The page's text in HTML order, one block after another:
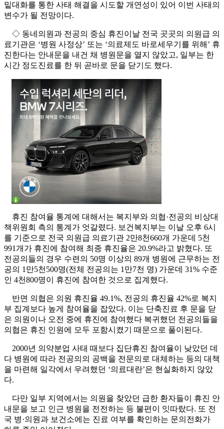
밑대화를 통한 사태 해결을 시도할 개연성이 있어 이번 사태의
변수가 될 전망이다.
◇ 동네의원과 전공의 중심 휴진이날 전국 곳곳의 의원급 의
료기관은 ‘병원 사정상’ 또는 ‘의료제도 바로세우기를 위해’ 휴
진한다는 안내문을 내건 채 병원문을 열지 않았고, 일부는 한
시간 정도진료를 한 뒤 곧바로 문을 닫기도 했다.
휴진 참여율 통계에 대해서는 복지부와 의협·전공의 비상대
책위원회 측의 통계가 엇갈렸다. 보건복지부는 이날 오후 6시
를 기준으로 전국 의원급 의료기관 2만8천660개 가운데 5천
991개가 휴진에 참여해 최종 휴진율은 20.9%라고 밝혔다. 또
전공의들의 경우 수련의 50명 이상의 89개 병원에 근무하는 전
공의 1만5천500명(전체 전공의는 1만7천 명) 가운데 31% 수준
인 4천800명이 휴진에 참여한 것으로 집계했다.
반면 의협은 의원 휴진율 49.1%, 전공의 휴진율 42%로 복지
부 집계보다 높게 참여율을 잡았다. 이는 단축진료 후 문을 닫
은 의원이나 오전 중에 휴진에 참여했다 복귀했던 전공의들을
의협은 휴진 인원에 모두 포함시켰기 때문으로 풀이된다.
2000년 의약분업 사태 때보다 집단휴진 참여율이 낮았던 데
다 병원에 따라 전공의의 공백을 전문의로 대체하는 등의 대책
을 마련해 일각에서 우려했던 ‘의료대란’은 현실화하지 않았
다.
다만 일부 지역에서는 의원을 찾았던 급한 환자들이 휴진 안
내문을 보고 인근 병원을 전전하는 등 불편이 잇따랐다. 또 전
국 병·의원과 보건소에는 진료 여부를 확인하는 문의전화가